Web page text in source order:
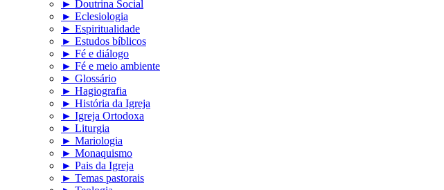
► Doutrina Social
► Eclesiologia
► Espiritualidade
► Estudos bíblicos
► Fé e diálogo
► Fé e meio ambiente
► Glossário
► Hagiografia
► História da Igreja
► Igreja Ortodoxa
► Liturgia
► Mariologia
► Monaquismo
► Pais da Igreja
► Temas pastorais